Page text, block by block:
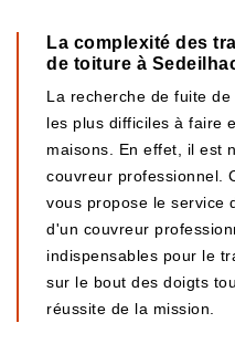
La complexité des
de toiture à
La recherche de fuite
les plus difficiles à faire
maisons. En effet, il est
couvreur professionnel.
vous propose le service
d'un couvreur
indispensables pour le
sur le bout des doigts
réussite de la mission.